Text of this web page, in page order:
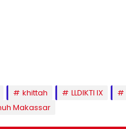
khittah LLDIKTI IX
Makassar